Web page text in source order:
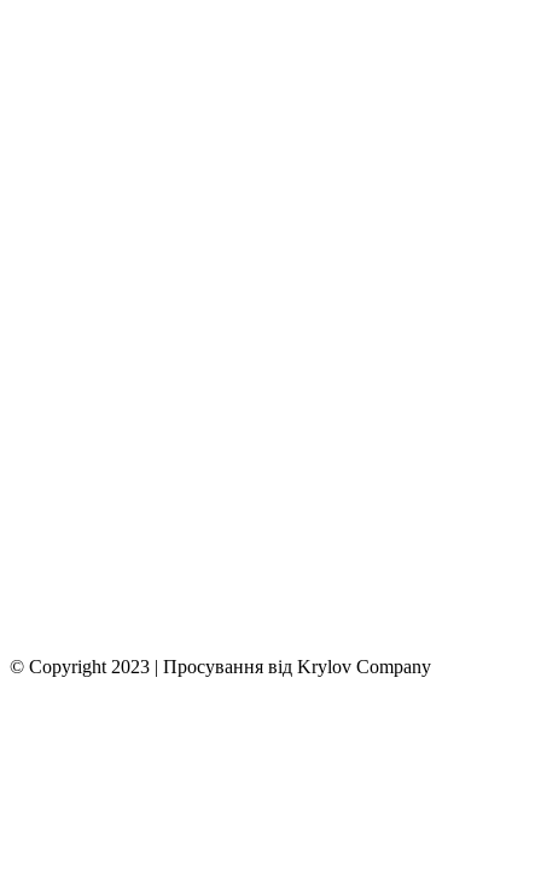
© Copyright 2023 | Просування від Krylov Company